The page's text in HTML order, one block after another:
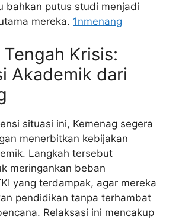
bahkan putus studi menjadi
mereka. 1nmenang
Krisis:
Akademik dari
situasi ini, Kemenag segera
menerbitkan kebijakan
Langkah tersebut
meringankan beban
yang terdampak, agar mereka
pendidikan tanpa terhambat
Relaksasi ini mencakup